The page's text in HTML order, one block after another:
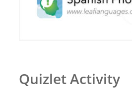
Quizlet Activity